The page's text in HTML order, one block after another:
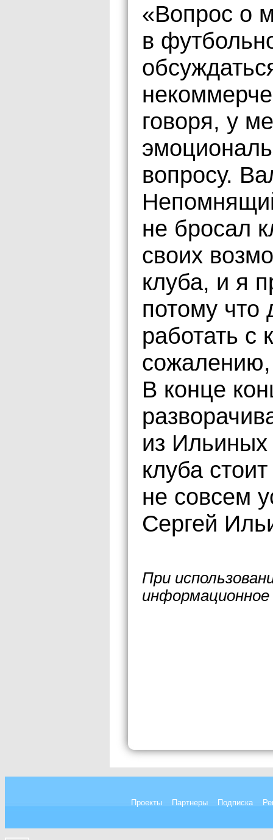
«Вопрос о
в
говоря, у
вопросу.
не бросал
своих
клуба, и я
потому
работать с
В конце
из Ильиных
клуба
не совсем
Сергей
При
Проекты Партнеры Подписка